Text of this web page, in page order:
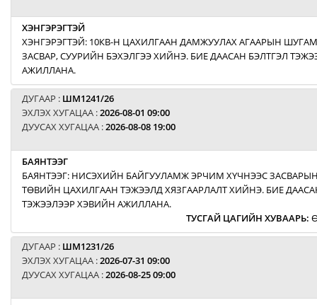
ХЭНГЭРЭГТЭЙ
ХЭНГЭРЭГТЭЙ: 10КВ-Н ЦАХИЛГААН ДАМЖУУЛАХ АГААРЫН
ЗАСВАР, СУУРИЙН БЭХЭЛГЭЭ ХИЙНЭ. БИЕ ДААСАН БЭЛТГЭЛ
АЖИЛЛАНА.
ДУГААР : ШМ1241/26
ЭХЛЭХ ХУГАЦАА :2026-08-01 09:00
ДУУСАХ ХУГАЦАА :2026-08-08 19:00
БАЯНТЭЭГ
БАЯНТЭЭГ: НИСЭХИЙН БАЙГУУЛАМЖ ЭРЧИМ ХҮЧНЭЭС
ТӨВИЙН ЦАХИЛГААН ТЭЖЭЭЛД ХЯЗГААРЛАЛТ ХИЙНЭ. БИЕ
ТЭЖЭЭЛЭЭР ХЭВИЙН АЖИЛЛАНА.
ТУСГАЙ ЦАГИЙН ХУВААРЬ:
ДУГААР : ШМ1231/26
ЭХЛЭХ ХУГАЦАА :2026-07-31 09:00
ДУУСАХ ХУГАЦАА :2026-08-25 09:00